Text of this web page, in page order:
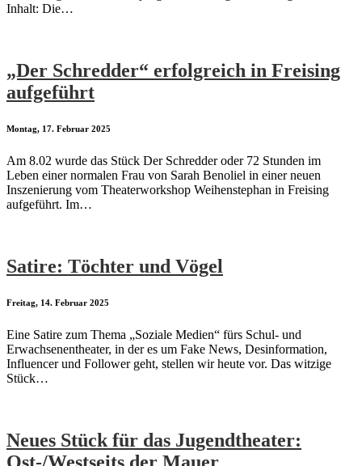
Inhalt: Die…
„Der Schredder“ erfolgreich in Freising
aufgeführt
Montag, 17. Februar 2025
Am 8.02 wurde das Stück Der Schredder oder 72 Stunden im
Leben einer normalen Frau von Sarah Benoliel in einer neuen
Inszenierung vom Theaterworkshop Weihenstephan in Freising
aufgeführt. Im…
Satire: Töchter und Vögel
Freitag, 14. Februar 2025
Eine Satire zum Thema „Soziale Medien“ fürs Schul- und
Erwachsenentheater, in der es um Fake News, Desinformation,
Influencer und Follower geht, stellen wir heute vor. Das witzige
Stück…
Neues Stück für das Jugendtheater:
Ost-/Westseits der Mauer